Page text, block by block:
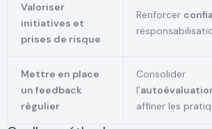
Valoriser
initiatives et
prises de risque
Renforcer
Mettre en place
un feedback
régulier
Consolider
l’
affiner les